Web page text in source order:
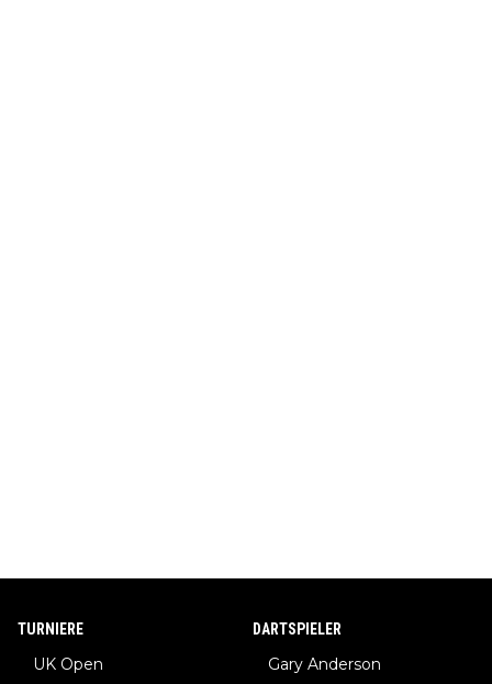
TURNIERE
UK Open
DARTSPIELER
Gary Anderson